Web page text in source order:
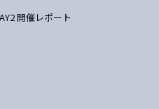
開催レポート